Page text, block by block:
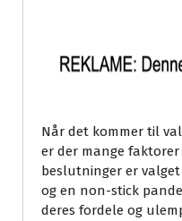
Når det kommer til
er der mange faktorer
beslutninger er
og en non-stick
deres fordele og